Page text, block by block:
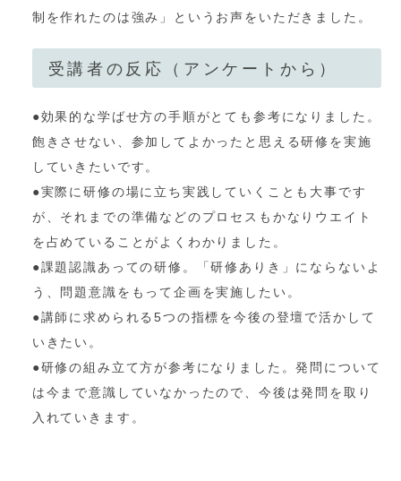
制を作れたのは強み」というお声をいただきました。
受講者の反応（アンケートから）
●効果的な学ばせ方の手順がとても参考になりました。
飽きさせない、参加してよかったと思える研修を実施
していきたいです。
●実際に研修の場に立ち実践していくことも大事です
が、それまでの準備などのプロセスもかなりウエイト
を占めていることがよくわかりました。
●課題認識あっての研修。「研修ありき」にならないよ
う、問題意識をもって企画を実施したい。
●講師に求められる5つの指標を今後の登壇で活かして
いきたい。
●研修の組み立て方が参考になりました。発問について
は今まで意識していなかったので、今後は発問を取り
入れていきます。